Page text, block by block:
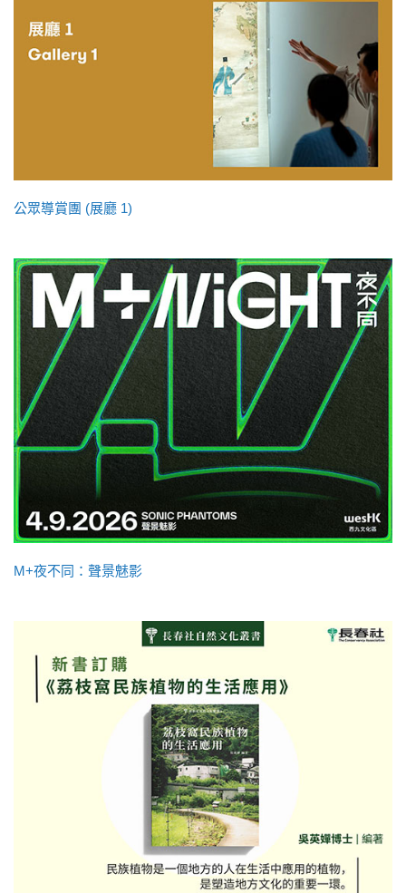
公眾導賞團 (展廳 1)
M+夜不同：聲景魅影